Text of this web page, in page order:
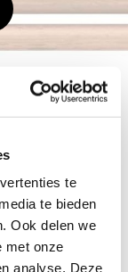
te
te bieden
Ook delen we
met onze
analyse. Deze